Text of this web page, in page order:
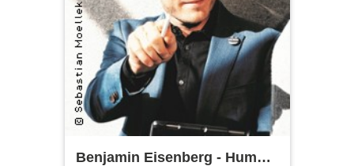
Benjamin Eisenberg - Humor-